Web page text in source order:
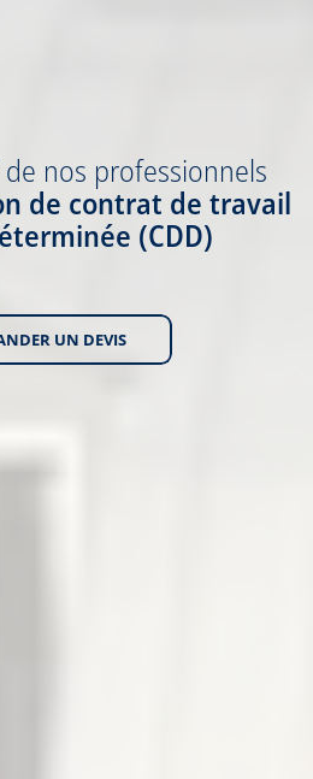
de nos professionnels
de contrat de travail
(CDD)
UN DEVIS